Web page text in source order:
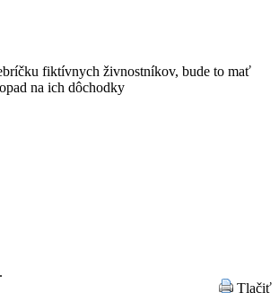
fiktívnych živnostníkov, bude to mať
na ich dôchodky
Tlačiť